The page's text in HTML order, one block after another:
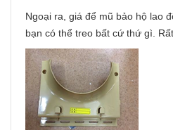
Ngoại ra, giá để mũ bảo hộ lao
bạn có thể treo bất cứ thứ gì.